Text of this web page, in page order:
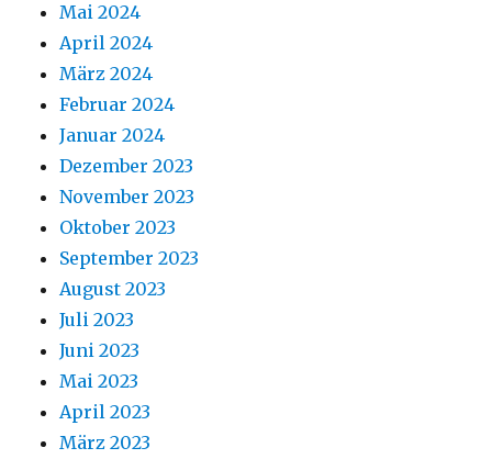
Mai 2024
April 2024
März 2024
Februar 2024
Januar 2024
Dezember 2023
November 2023
Oktober 2023
September 2023
August 2023
Juli 2023
Juni 2023
Mai 2023
April 2023
März 2023